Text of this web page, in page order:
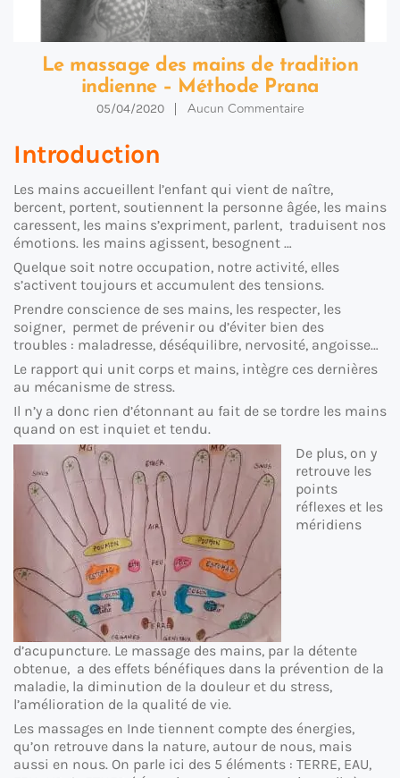
Le massage des mains de tradition
indienne – Méthode Prana
05/04/2020 Aucun Commentaire
Introduction
Les mains accueillent l’enfant qui vient de naître,
bercent, portent, soutiennent la personne âgée, les mains
caressent, les mains s’expriment, parlent, traduisent nos
émotions. les mains agissent, besognent …
Quelque soit notre occupation, notre activité, elles
s’activent toujours et accumulent des tensions.
Prendre conscience de ses mains, les respecter, les
soigner, permet de prévenir ou d’éviter bien des
troubles : maladresse, déséquilibre, nervosité, angoisse…
Le rapport qui unit corps et mains, intègre ces dernières
au mécanisme de stress.
Il n’y a donc rien d’étonnant au fait de se tordre les mains
quand on est inquiet et tendu.
De plus, on y
retrouve les
points
réflexes et les
méridiens
d’acupuncture. Le massage des mains, par la détente
obtenue, a des effets bénéfiques dans la prévention de la
maladie, la diminution de la douleur et du stress,
l’amélioration de la qualité de vie.
Les massages en Inde tiennent compte des énergies,
qu’on retrouve dans la nature, autour de nous, mais
aussi en nous. On parle ici des 5 éléments : TERRE, EAU,